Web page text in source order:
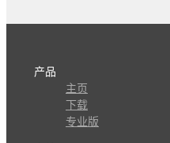
产品
主页
下载
专业版